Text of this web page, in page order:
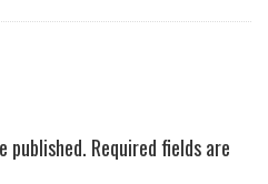
published. Required fields are